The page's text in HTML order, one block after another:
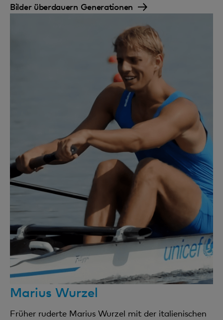
Bilder überdauern Generationen
Marius Wurzel
Früher ruderte Marius Wurzel mit der italienischen